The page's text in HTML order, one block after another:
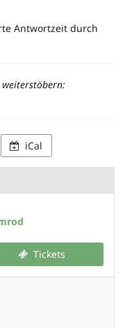
Antwortzeit durch
weiterstöbern:
iCal
Tickets